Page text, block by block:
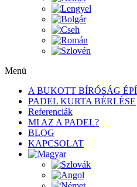
Menü
A BUKOTT BÍRÓSÁG
PADEL KURTA BÉRLÉSE
Referenciák
MI AZ A PADEL?
BLOG
KAPCSOLAT